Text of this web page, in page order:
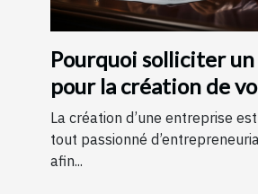
Pourquoi solliciter
pour la création de
entreprise ?
La création d’une entreprise
tout passionné
afin...